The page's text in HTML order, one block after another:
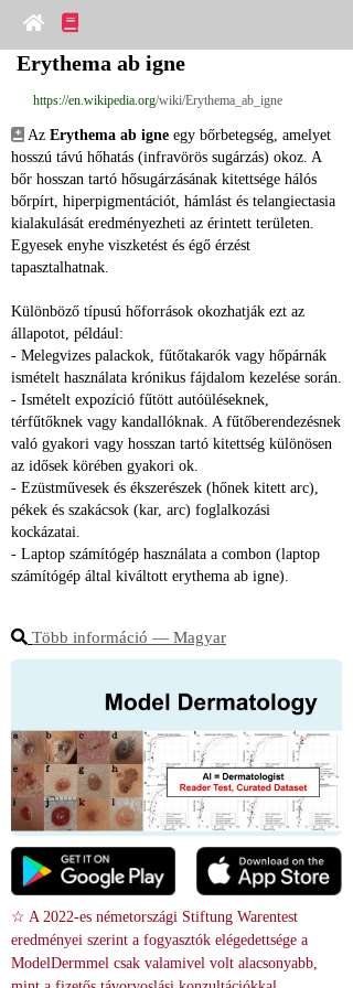
Erythema ab igne
https://en.wikipedia.org/wiki/Erythema_ab_igne
Az Erythema ab igne egy bőrbetegség, amelyet
hosszú távú hőhatás (infravörös sugárzás) okoz. A
bőr hosszan tartó hősugárzásának kitettsége hálós
bőrpírt, hiperpigmentációt, hámlást és telangiectasia
kialakulását eredményezheti az érintett területen.
Egyesek enyhe viszketést és égő érzést
tapasztalhatnak.
Különböző típusú hőforrások okozhatják ezt az
állapotot, például:
- Melegvizes palackok, fűtőtakarók vagy hőpárnák
ismételt használata krónikus fájdalom kezelése során.
- Ismételt expozíció fűtött autóüléseknek,
térfűtőknek vagy kandallóknak. A fűtőberendezésnek
való gyakori vagy hosszan tartó kitettség különösen
az idősek körében gyakori ok.
- Ezüstművesek és ékszerészek (hőnek kitett arc),
pékek és szakácsok (kar, arc) foglalkozási
kockázatai.
- Laptop számítógép használata a combon (laptop
számítógép által kiváltott erythema ab igne).
Több információ ― Magyar
☆ A 2022-es németországi Stiftung Warentest
eredményei szerint a fogyasztók elégedettsége a
ModelDermmel csak valamivel volt alacsonyabb,